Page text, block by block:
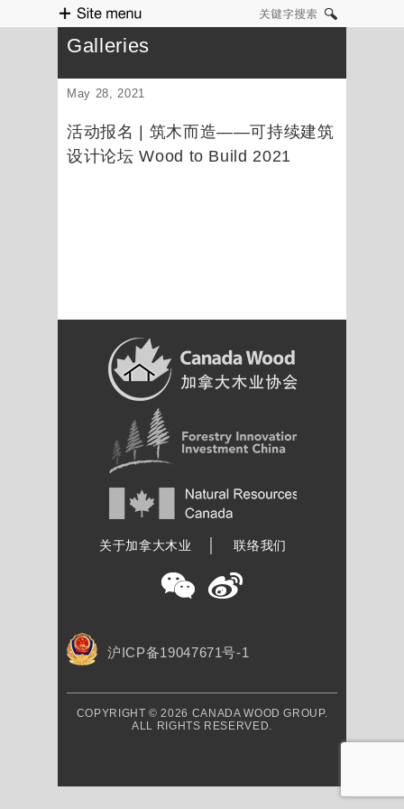
Galleries
May 28, 2021
活动报名 | 筑木而造——可持续建筑
设计论坛 Wood to Build 2021
关于加拿大木业 联络我们
沪ICP备19047671号-1
COPYRIGHT © 2026 CANADA WOOD GROUP.
ALL RIGHTS RESERVED.